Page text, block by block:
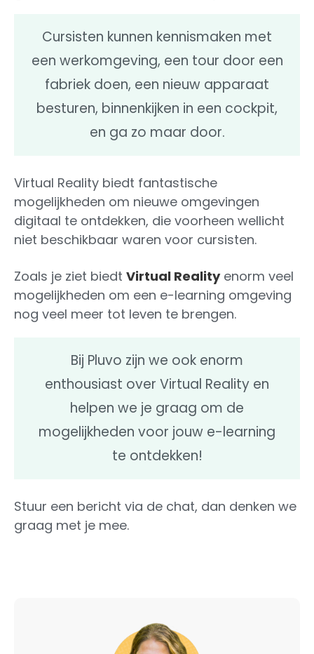
Cursisten kunnen kennismaken met
een werkomgeving, een tour door een
fabriek doen, een nieuw apparaat
besturen, binnenkijken in een cockpit,
en ga zo maar door.
Virtual Reality biedt fantastische
mogelijkheden om nieuwe omgevingen
digitaal te ontdekken, die voorheen wellicht
niet beschikbaar waren voor cursisten.
Zoals je ziet biedt Virtual Realityenorm veel
mogelijkheden om een e-learning omgeving
nog veel meer tot leven te brengen.
Bij Pluvo zijn we ook enorm
enthousiast over Virtual Reality en
helpen we je graag om de
mogelijkheden voor jouw e-learning
te ontdekken!
Stuur een bericht via de chat, dan denken we
graag met je mee.